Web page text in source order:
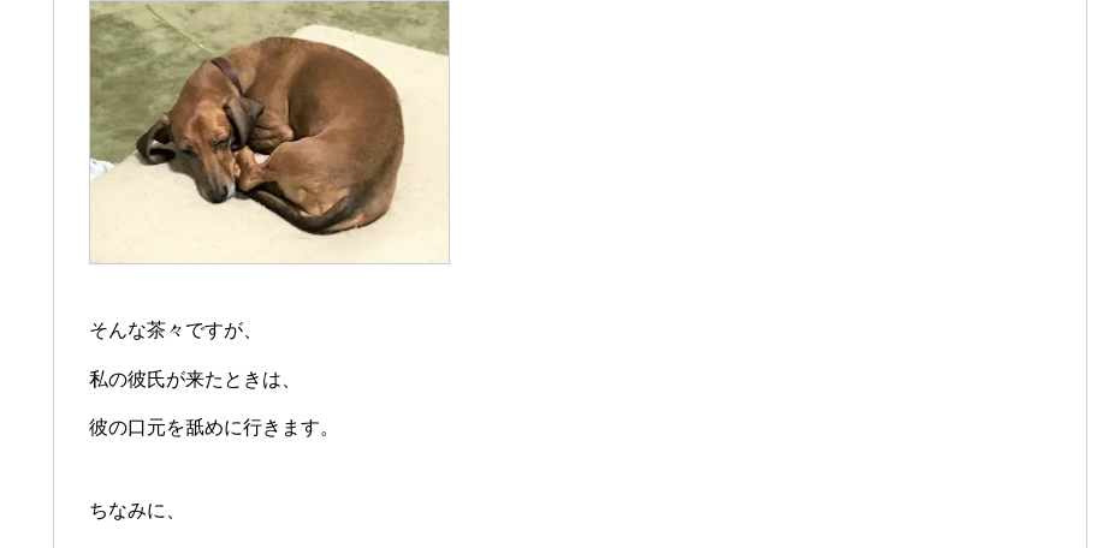
そんな茶々ですが、
私の彼氏が来たときは、
彼の口元を舐めに行きます。
ちなみに、